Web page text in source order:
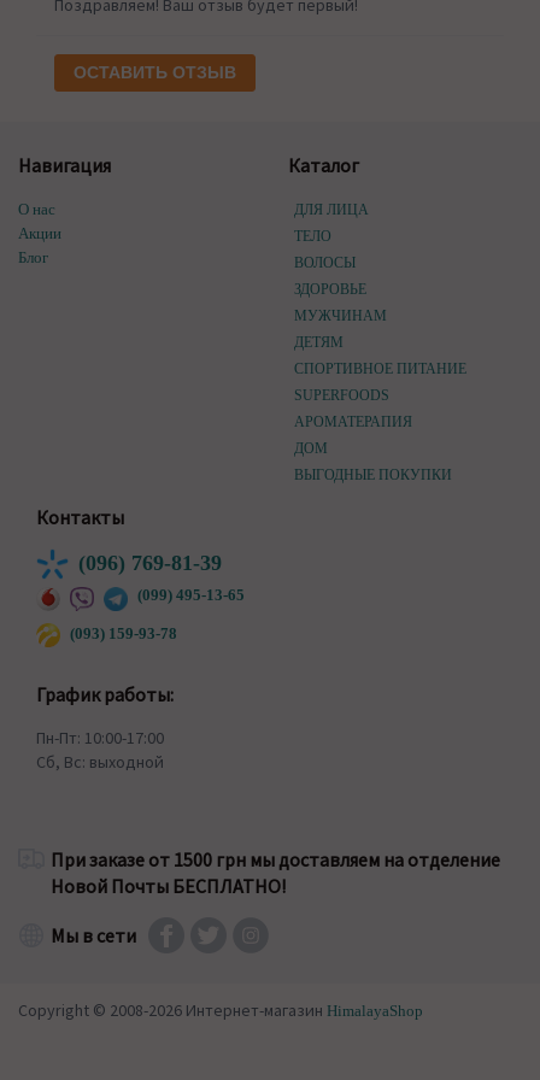
Поздравляем! Ваш отзыв будет первый!
ОСТАВИТЬ ОТЗЫВ
Навигация
О нас
Акции
Блог
Каталог
ДЛЯ ЛИЦА
ТЕЛО
ВОЛОСЫ
ЗДОРОВЬЕ
МУЖЧИНАМ
ДЕТЯМ
СПОРТИВНОЕ ПИТАНИЕ
SUPERFOODS
АРОМАТЕРАПИЯ
ДОМ
ВЫГОДНЫЕ ПОКУПКИ
Контакты
(096) 769-81-39
(099) 495-13-65
(093) 159-93-78
График работы:
Пн-Пт: 10:00-17:00
Сб, Вс: выходной
При заказе от 1500 грн мы доставляем на отделение
Новой Почты БЕСПЛАТНО!
Мы в сети
Copyright © 2008-2026 Интернет-магазин HimalayaShop